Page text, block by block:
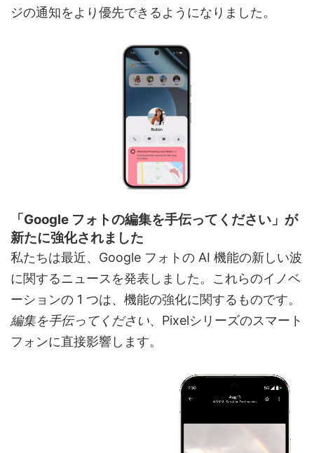
ジの通知をより優先できるようになりました。
「Google フォトの編集を手伝ってください」が
新たに強化されました
私たちは最近、Google フォトの AI 機能の新しい波
に関するニュースを発表しました。これらのイノベ
ーションの 1 つは、機能の強化に関するものです。
編集を手伝ってください、Pixelシリーズのスマート
フォンに直接影響します。